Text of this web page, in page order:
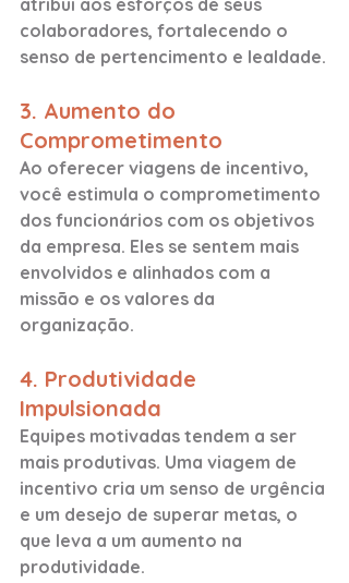
atribui aos esforços de seus
colaboradores, fortalecendo o
senso de pertencimento e lealdade.
3. Aumento do
Comprometimento
Ao oferecer viagens de incentivo,
você estimula o comprometimento
dos funcionários com os objetivos
da empresa. Eles se sentem mais
envolvidos e alinhados com a
missão e os valores da
organização.
4. Produtividade
Impulsionada
Equipes motivadas tendem a ser
mais produtivas. Uma viagem de
incentivo cria um senso de urgência
e um desejo de superar metas, o
que leva a um aumento na
produtividade.